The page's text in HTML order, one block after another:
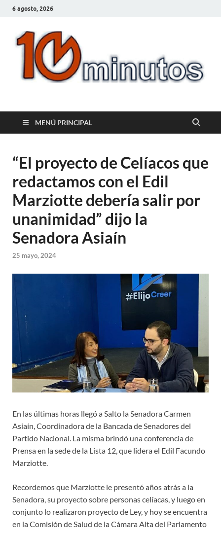
6 agosto, 2026
10minutos.com.uy
MENÚ PRINCIPAL
“El proyecto de Celíacos que
redactamos con el Edil
Marziotte debería salir por
unanimidad” dijo la
Senadora Asiaín
25 mayo, 2024
En las últimas horas llegó a Salto la Senadora Carmen
Asiaín, Coordinadora de la Bancada de Senadores del
Partido Nacional. La misma brindó una conferencia de
Prensa en la sede de la Lista 12, que lidera el Edil Facundo
Marziotte.
Recordemos que Marziotte le presentó años atrás a la
Senadora, su proyecto sobre personas celíacas, y luego en
conjunto lo realizaron proyecto de Ley, y hoy se encuentra
en la Comisión de Salud de la Cámara Alta del Parlamento